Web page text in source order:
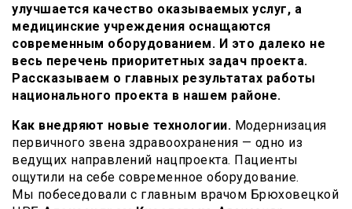
улучшается качество оказываемых услуг, а
медицинские учреждения оснащаются
современным оборудованием. И это далеко не
весь перечень приоритетных задач проекта.
Рассказываем о главных результатах работы
национального проекта в нашем районе.
Как внедряют новые технологии. Модернизация
первичного звена здравоохранения — одно из
ведущих направлений нацпроекта. Пациенты
ощутили на себе современное оборудование.
Мы побеседовали с главным врачом Брюховецкой